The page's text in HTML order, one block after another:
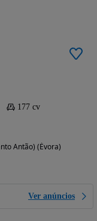
177 cv
Antão) (Évora)
Ver anúncios